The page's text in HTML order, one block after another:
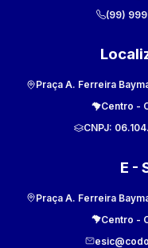
(99)
Praça A. Ferreira
Centro -
CNPJ:
E -
Praça A. Ferreira
Centro -